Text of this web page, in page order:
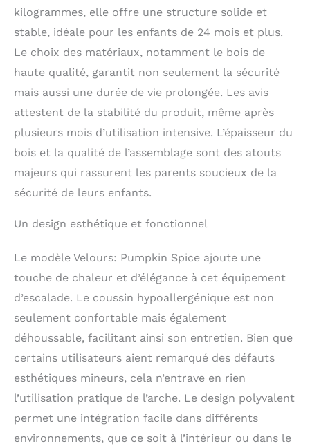
une détente ultimes. La
construction unique à 5
chambres avec une
des billes de polyester
hypoallergéniques
Amball, conserve sa
forme et offre une
surface douce.
Disponible en 4 types
mousseline, coton
premium ou standard.
fermeture éclair
facile. 𝐋𝐚 𝐬é𝐜𝐮𝐫𝐢𝐭é 𝐞𝐬𝐭 𝐥𝐚
𝐩𝐫𝐢𝐨𝐫𝐢𝐭é 𝐚𝐛𝐬𝐨𝐥𝐮𝐞: Chez
WoodsCraft, la sécurité
de votre enfant est
d'intérieur pour enfants
sont soigneusement
fabriqués à la main à
partir de bois de pin de
haute qualité pour
assurer des surfaces
garantir un jeu sûr pour
votre enfant.
kilogrammes, elle offre une structure solide et
stable, idéale pour les enfants de 24 mois et plus.
Le choix des matériaux, notamment le bois de
haute qualité, garantit non seulement la sécurité
mais aussi une durée de vie prolongée. Les avis
attestent de la stabilité du produit, même après
plusieurs mois d’utilisation intensive. L’épaisseur du
bois et la qualité de l’assemblage sont des atouts
majeurs qui rassurent les parents soucieux de la
sécurité de leurs enfants.
Un design esthétique et fonctionnel
Le modèle Velours: Pumpkin Spice ajoute une
touche de chaleur et d’élégance à cet équipement
d’escalade. Le coussin hypoallergénique est non
seulement confortable mais également
déhoussable, facilitant ainsi son entretien. Bien que
certains utilisateurs aient remarqué des défauts
esthétiques mineurs, cela n’entrave en rien
l’utilisation pratique de l’arche. Le design polyvalent
permet une intégration facile dans différents
environnements, que ce soit à l’intérieur ou dans le